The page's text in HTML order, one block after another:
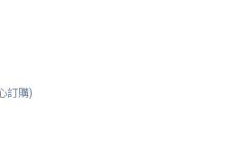
訂購)